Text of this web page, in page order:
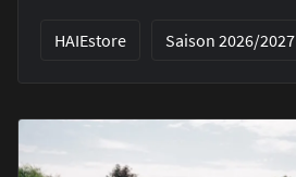
HAIEstore Saison 2026/2027